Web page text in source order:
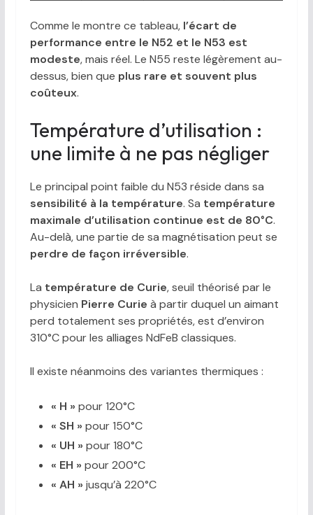
Comme le montre ce tableau, l’écart de
performance entre le N52 et le N53 est
modeste, mais réel. Le N55 reste légèrement au-
dessus, bien que plus rare et souvent plus
coûteux.
Température d’utilisation :
une limite à ne pas négliger
Le principal point faible du N53 réside dans sa
sensibilité à la température. Sa température
maximale d’utilisation continue est de 80°C.
Au-delà, une partie de sa magnétisation peut se
perdre de façon irréversible.
La température de Curie, seuil théorisé par le
physicien Pierre Curie à partir duquel un aimant
perd totalement ses propriétés, est d’environ
310°C pour les alliages NdFeB classiques.
Il existe néanmoins des variantes thermiques :
« H » pour 120°C
« SH » pour 150°C
« UH » pour 180°C
« EH » pour 200°C
« AH » jusqu’à 220°C